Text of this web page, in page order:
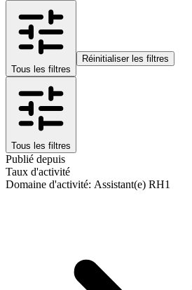
Tous les filtres
Réinitialiser les filtres
Tous les filtres
Publié depuis
Taux d'activité
Domaine d'activité: Assistant(e) RH1